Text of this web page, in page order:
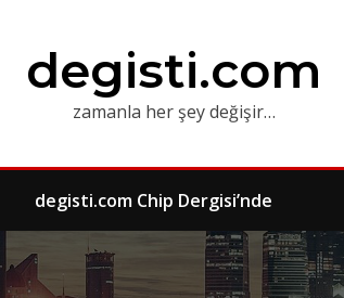
degisti.com
zamanla her şey değişir…
degisti.com Chip Dergisi’nde